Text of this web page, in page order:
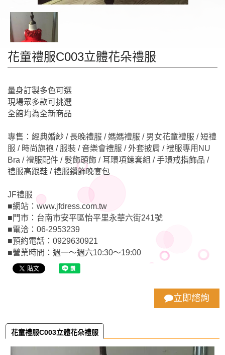
花童禮服C003立體花朵禮服
量身訂製多色可選
現場眾多款可挑選
全館均為全新商品
專售：經典婚紗 / 長晚禮服 / 媽媽禮服 / 男女花童禮服 / 短禮
服 / 時尚旗袍 / 服裝 / 音樂會禮服 / 外套披肩 / 禮服專用NU
Bra / 禮服配件 / 髮飾頭飾 / 耳環項鍊套組 / 手環戒指飾品 /
禮服高跟鞋 / 禮服鑽飾晚宴包
JF禮服
■網站：www.jfdress.com.tw
■門市：台南市安平區怡平里永華六街241號
■電洽：06-2953239
■預約電話：0929630921
■營業時間：週一～週六10:30～19:00
立即諮詢
花童禮服C003立體花朵禮服